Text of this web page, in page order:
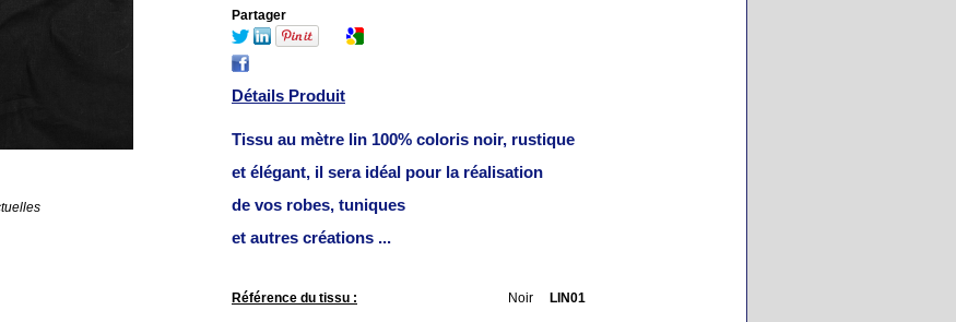
Partager
Détails Produit
Tissu au mètre lin 100% coloris noir, rustique
et élégant, il sera idéal pour la réalisation
de vos robes, tuniques
et autres créations ...
Référence du tissu : Noir LIN01